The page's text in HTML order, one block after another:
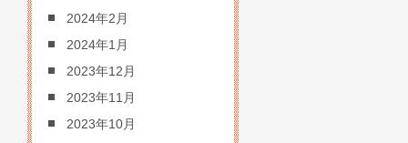
2024年2月
2024年1月
2023年12月
2023年11月
2023年10月